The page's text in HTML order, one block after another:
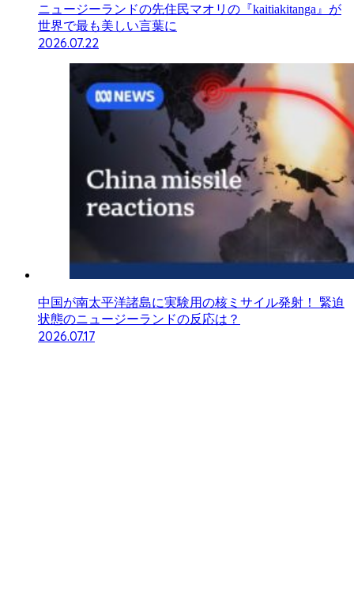
ニュージーランドの先住民マオリの『kaitiakitanga』が
世界で最も美しい言葉に
2026.07.22
中国が南太平洋諸島に実験用の核ミサイル発射！ 緊迫
状態のニュージーランドの反応は？
2026.07.17